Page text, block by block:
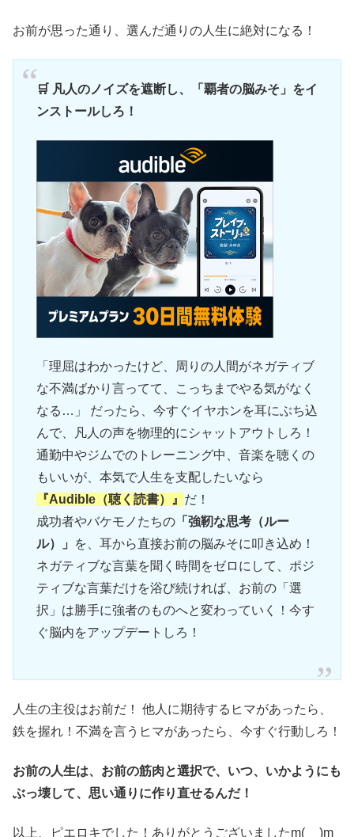
お前が思った通り、選んだ通りの人生に絶対になる！
🛒 凡人のノイズを遮断し、「覇者の脳みそ」をイ
ンストールしろ！
「理屈はわかったけど、周りの人間がネガティブ
な不満ばかり言ってて、こっちまでやる気がなく
なる…」 だったら、今すぐイヤホンを耳にぶち込
んで、凡人の声を物理的にシャットアウトしろ！
通勤中やジムでのトレーニング中、音楽を聴くの
もいいが、本気で人生を支配したいなら
『Audible（聴く読書）』 だ！
成功者やバケモノたちの「強靭な思考（ルー
ル）」
を、耳から直接お前の脳みそに叩き込め！
ネガティブな言葉を聞く時間をゼロにして、ポジ
ティブな言葉だけを浴び続ければ、お前の「選
択」は勝手に強者のものへと変わっていく！今す
ぐ脳内をアップデートしろ！
人生の主役はお前だ！ 他人に期待するヒマがあったら、
鉄を握れ！不満を言うヒマがあったら、今すぐ行動しろ！
お前の人生は、お前の筋肉と選択で、いつ、いかようにも
ぶっ壊して、思い通りに作り直せるんだ！
以上、ピエロキでした！ありがとうございましたm(__)m